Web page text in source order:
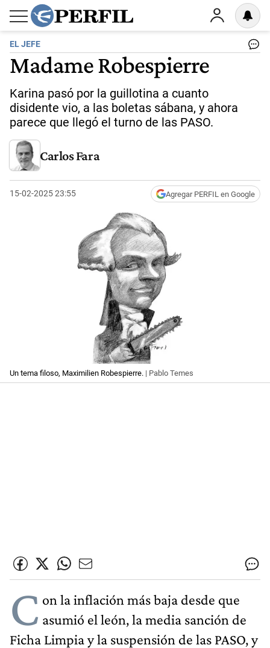
EL JEFE
Madame Robespierre
Karina pasó por la guillotina a cuanto
disidente vio, a las boletas sábana, y ahora
parece que llegó el turno de las PASO.
Carlos Fara
15-02-2025 23:55 Agregar PERFIL en Google
Un tema filoso, Maximilien Robespierre. | Pablo Temes
C on la inflación más baja desde que
asumió el león, la media sanción de
Ficha Limpia y la suspensión de las PASO, y